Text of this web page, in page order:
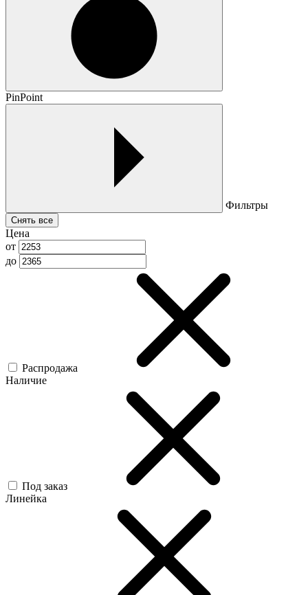
PinPoint
Фильтры
Снять все
Цена
от
до
Распродажа
Наличие
Под заказ
Линейка